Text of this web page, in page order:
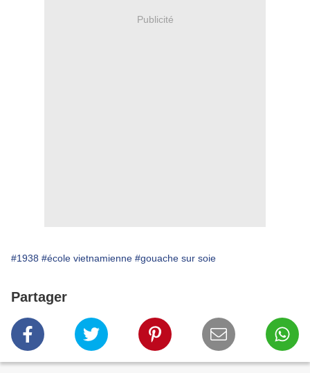
Publicité
#1938 #école vietnamienne #gouache sur soie
Partager